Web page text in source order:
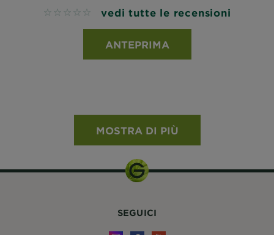
No reviews vedi tutte le recensioni
ANTEPRIMA
MOSTRA DI PIÙ
SEGUICI